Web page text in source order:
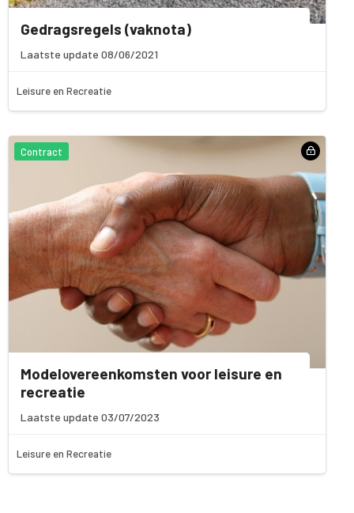
Gedragsregels (vaknota)
Laatste update 08/06/2021
Leisure en Recreatie
Contract
Modelovereenkomsten voor leisure en
recreatie
Laatste update 03/07/2023
Leisure en Recreatie